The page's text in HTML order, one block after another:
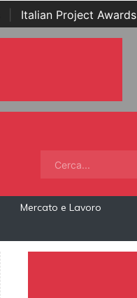
Italian Project Awards
Mercato e Lavoro